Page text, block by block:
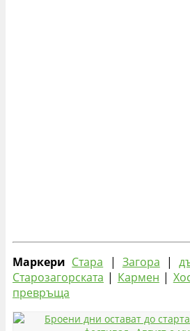
Маркери Стара | Загора |
Старозагорската | Кармен |
превръща